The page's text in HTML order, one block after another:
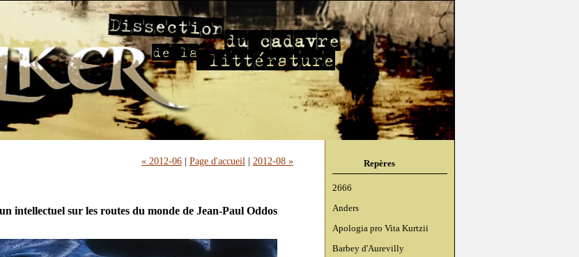
Repères
2666
Anders
Apologia pro Vita Kurtzii
Barbey d'Aurevilly
« 2012-06| Page d'accueil | 2012-08 »
intellectuel sur les routes du monde de Jean-Paul Oddos